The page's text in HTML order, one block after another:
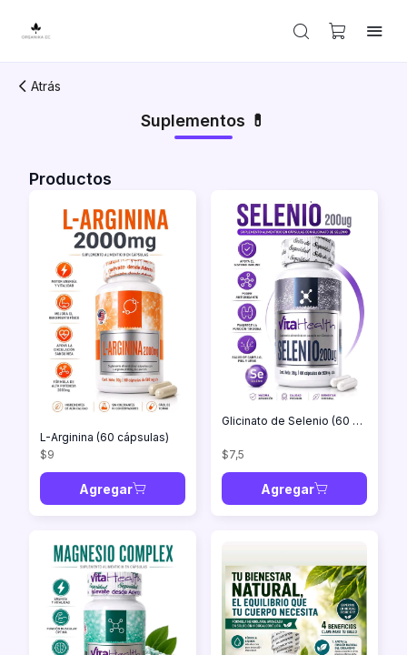
Atrás
Suplementos 💊
Productos
L-Arginina (60 cápsulas)
$9
Agregar
Glicinato de Selenio (60 cápsulas)
$7,5
Agregar